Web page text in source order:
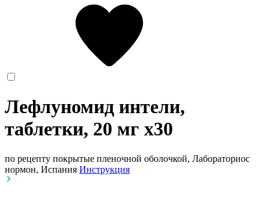
Лефлуномид интели,
таблетки, 20 мг x30
по рецепту покрытые пленочной оболочкой, Лабораториос
нормон, Испания Инструкция